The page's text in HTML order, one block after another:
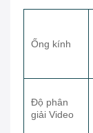
Ống kính
Độ phân
giải Video